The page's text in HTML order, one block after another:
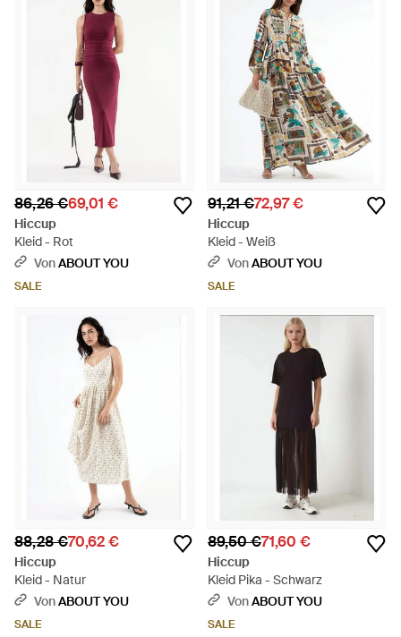
86,26 €69,01 €
Hiccup
Kleid - Rot
VonABOUT YOU
SALE
91,21 €72,97 €
Hiccup
Kleid - Weiß
VonABOUT YOU
SALE
88,28 €70,62 €
Hiccup
Kleid - Natur
VonABOUT YOU
SALE
89,50 €71,60 €
Hiccup
Kleid Pika - Schwarz
VonABOUT YOU
SALE